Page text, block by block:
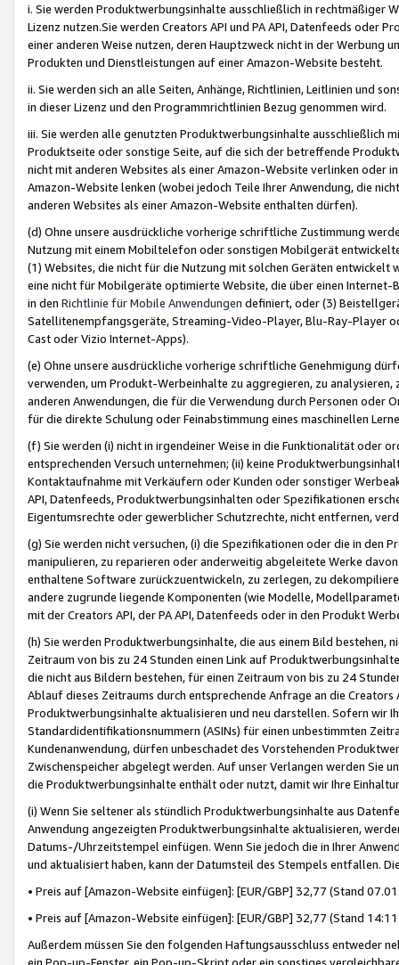
i. Sie werden Produktwerbungsinhalte ausschließlich in rechtmäßiger
Lizenz nutzen.Sie werden Creators API und PA API, Datenfeeds oder
einer anderen Weise nutzen, deren Hauptzweck nicht in der Werbung
Produkten und Dienstleistungen auf einer Amazon-Website besteht.
ii. Sie werden sich an alle Seiten, Anhänge, Richtlinien, Leitlinien und
in dieser Lizenz und den Programmrichtlinien Bezug genommen wird.
iii. Sie werden alle genutzten Produktwerbungsinhalte ausschließlich
Produktseite oder sonstige Seite, auf die sich der betreffende
nicht mit anderen Websites als einer Amazon-Website verlinken oder
Amazon-Website lenken (wobei jedoch Teile Ihrer Anwendung, die
anderen Websites als einer Amazon-Website enthalten dürfen).
(d) Ohne unsere ausdrückliche vorherige schriftliche Zustimmung
Nutzung mit einem Mobiltelefon oder sonstigen Mobilgerät
(1) Websites, die nicht für die Nutzung mit solchen Geräten
eine nicht für Mobilgeräte optimierte Website, die über einen
in den Richtlinie für Mobile Anwendungen definiert, oder (3)
Satellitenempfangsgeräte, Streaming-Video-Player, Blu-Ray-Player
Cast oder Vizio Internet-Apps).
(e) Ohne unsere ausdrückliche vorherige schriftliche Genehmigung
verwenden, um Produkt-Werbeinhalte zu aggregieren, zu
anderen Anwendungen, die für die Verwendung durch Personen
für die direkte Schulung oder Feinabstimmung eines maschinellen
(f) Sie werden (i) nicht in irgendeiner Weise in die Funktionalität oder
entsprechenden Versuch unternehmen; (ii) keine
Kontaktaufnahme mit Verkäufern oder Kunden oder sonstiger
API, Datenfeeds, Produktwerbungsinhalten oder Spezifikationen
Eigentumsrechte oder gewerblicher Schutzrechte, nicht entfernen,
(g) Sie werden nicht versuchen, (i) die Spezifikationen oder die in
manipulieren, zu reparieren oder anderweitig abgeleitete Werke
enthaltene Software zurückzuentwickeln, zu zerlegen, zu
andere zugrunde liegende Komponenten (wie Modelle,
mit der Creators API, der PA API, Datenfeeds oder in den Produkt
(h) Sie werden Produktwerbungsinhalte, die aus einem Bild bestehen,
Zeitraum von bis zu 24 Stunden einen Link auf
die nicht aus Bildern bestehen, für einen Zeitraum von bis zu 24
Ablauf dieses Zeitraums durch entsprechende Anfrage an die
Produktwerbungsinhalte aktualisieren und neu darstellen. Sofern wir
Standardidentifikationsnummern (ASINs) für einen unbestimmten
Kundenanwendung, dürfen unbeschadet des Vorstehenden
Zwischenspeicher abgelegt werden. Auf unser Verlangen werden Sie
die Produktwerbungsinhalte enthält oder nutzt, damit wir Ihre
(i) Wenn Sie seltener als stündlich Produktwerbungsinhalte aus
Anwendung angezeigten Produktwerbungsinhalte aktualisieren,
Datums-/Uhrzeitstempel einfügen. Wenn Sie jedoch die in Ihrer
und aktualisiert haben, kann der Datumsteil des Stempels entfallen.
• Preis auf [Amazon-Website einfügen]: [EUR/GBP] 32,77 (Stand
• Preis auf [Amazon-Website einfügen]: [EUR/GBP] 32,77 (Stand
Außerdem müssen Sie den folgenden Haftungsausschluss entweder
ein Pop-up-Fenster, ein Pop-up-Skript oder ein sonstiges